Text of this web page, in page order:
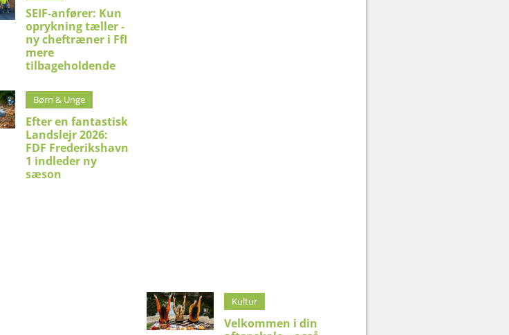
SEIF-anfører: Kun
oprykning tæller -
ny cheftræner i FfI
mere
tilbageholdende
Børn & Unge
Efter en fantastisk
Landslejr 2026:
FDF Frederikshavn
1 indleder ny
sæson
Kultur
Velkommen i din